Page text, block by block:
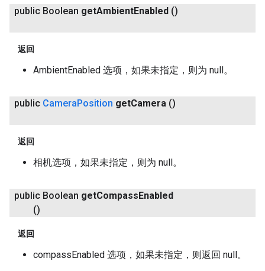
public Boolean getAmbientEnabled ()
返回
AmbientEnabled 选项，如果未指定，则为 null。
public CameraPosition getCamera ()
返回
相机选项，如果未指定，则为 null。
public Boolean getCompassEnabled
()
返回
compassEnabled 选项，如果未指定，则返回 null。